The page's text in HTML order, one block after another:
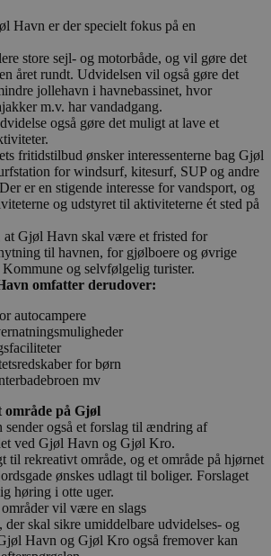
Havn er der specielt fokus på en
store sejl- og motorbåde, og vil gøre det
året rundt. Udvidelsen vil også gøre det
jollehavn i havnebassinet, hvor
m.v. har vandadgang.
også gøre det muligt at lave et
fritidstilbud ønsker interessenterne bag Gjøl
for windsurf, kitesurf, SUP og andre
er en stigende interesse for vandsport, og
og udstyret til aktiviteterne ét sted på
at Gjøl Havn skal være et fristed for
til havnen, for gjølboere og øvrige
og selvfølgelig turister.
omfatter derudover:
autocampere
for børn
mv
område på Gjøl
sender også et forslag til ændring af
ved Gjøl Havn og Gjøl Kro.
til rekreativt område, og et område på hjørnet
ønskes udlagt til boliger. Forslaget
høring i otte uger.
vil være en slags
der skal sikre umiddelbare udvidelses- og
Havn og Gjøl Kro også fremover kan